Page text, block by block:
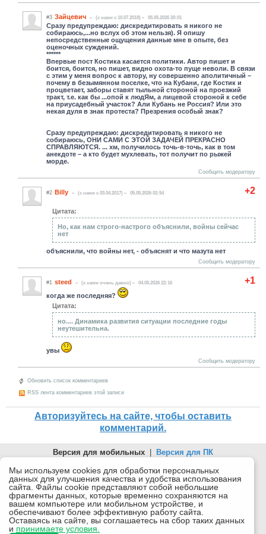
#3 Зайцевич (c нами с 10.07.2018) 05.05.2026 20:01
Сразу предупреждаю: дискредитировать я никого не
собираюсь,...но вслух об этом нельзя). Я опишу
непосредственные ощущения данные мне в опыте, без
оценочных суждений.
******
Впервые пост Костика касается политики. Автор пишет и
боится, боится, но пишет, видно охота-то пуще неволи. В связи
с этим у меня вопрос к автору, ну совершенно аполитичный –
почему в безымянном поселке, что на Кубани, где Костик и
процветает, заборы ставят тыльной стороной на проезжий
тракт, т.е. как бы ...опой к людЯм, а лицевой стороной к себе
на приусадебный участок? Али Кубань не Россия? Или это
некая дуля в знак протеста? Презрения особый знак?
Сразу предупреждаю: дискредитировать я никого не
собираюсь, ОНИ САМИ С ЭТОЙ ЗАДАЧЕЙ ПРЕКРАСНО
СПРАВЛЯЮТСЯ. ... хм, получилось точь-в-точь, как в том
анекдоте – а кто будет мухлевать, тот получит по рыжей
морде.
Сообщить модератору
+2
#2 Billy (c нами с 03.04.2017) 05.05.2026 02:54
Цитата:
Но, как нам строго-настрого объяснили, войны сейчас
нет
объяснили, что войны нет, - объяснят и что мазута нет
Сообщить модератору
+1
#1 steed (c нами очень давно) 04.05.2026 22:16
когда же последняя?
Цитата:
но.... Динамика развития ситуации последние годы
неутешительна.
увы
Сообщить модератору
Обновить список комментариев
RSS лента комментариев этой записи
Авторизуйтесь на сайте, чтобы оставить
комментарий.
Версия для мобильных
Версия для ПК
© 2026 Беломорканал Северодвинск tv29.ru
Joomla!is Free Software released under the GNU General Public
License.
Mobile version byMobile Joomla!
Desktop Version
Мы используем cookies для обработки персональных
данных для улучшения качества и удобства использования
сайта. Файлы cookie представляют собой небольшие
фрагменты данных, которые временно сохраняются на
вашем компьютере или мобильном устройстве, и
обеспечивают более эффективную работу сайта.
Оставаясь на сайте, вы соглашаетесь на сбор таких данных
и принимаете условия.